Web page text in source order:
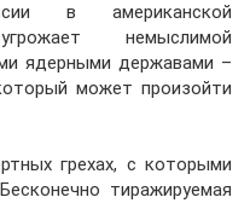
в американской
немыслимой
ядерными державами –
может произойти
грехах, с которыми
тиражируемая